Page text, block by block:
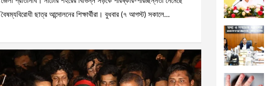
বৈষম্যবিরোধী ছাত্র আন্দোলনের শিক্ষার্থীরা। বুধবার (৭ আগস্ট) সকালে…